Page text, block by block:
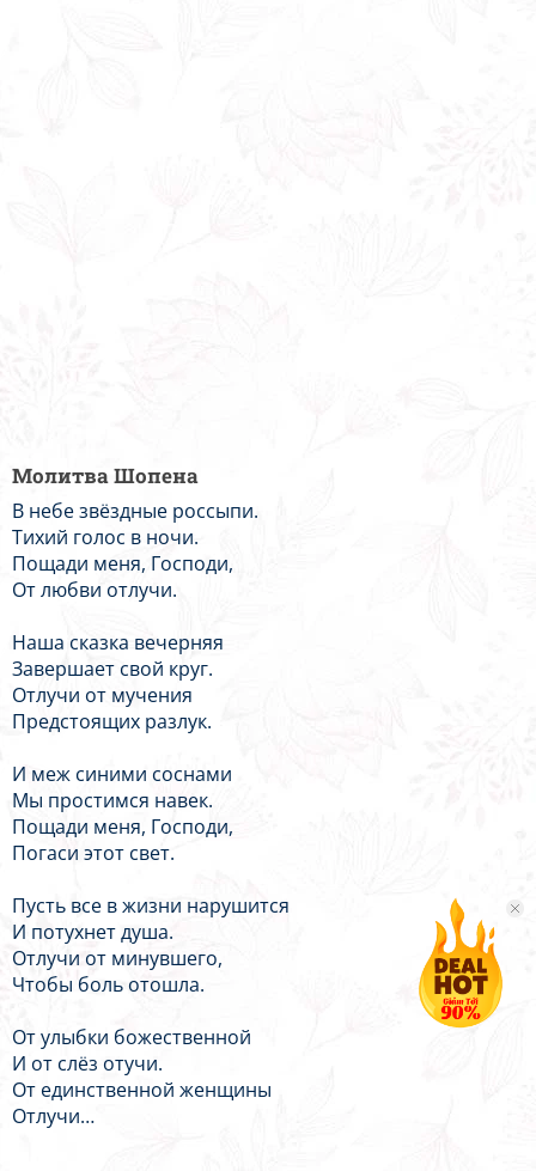
Молитва Шопена
В небе звёздные россыпи.
Тихий голос в ночи.
Пощади меня, Господи,
От любви отлучи.
Наша сказка вечерняя
Завершает свой круг.
Отлучи от мучения
Предстоящих разлук.
И меж синими соснами
Мы простимся навек.
Пощади меня, Господи,
Погаси этот свет.
Пусть все в жизни нарушится
И потухнет душа.
Отлучи от минувшего,
Чтобы боль отошла.
От улыбки божественной
И от слёз отучи.
От единственной женщины
Отлучи…